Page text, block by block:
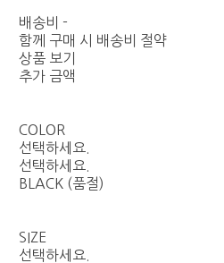
배송비 -
함께 구매 시 배송비 절약
상품 보기
추가 금액
COLOR
선택하세요.
선택하세요.
BLACK (품절)
SIZE
선택하세요.